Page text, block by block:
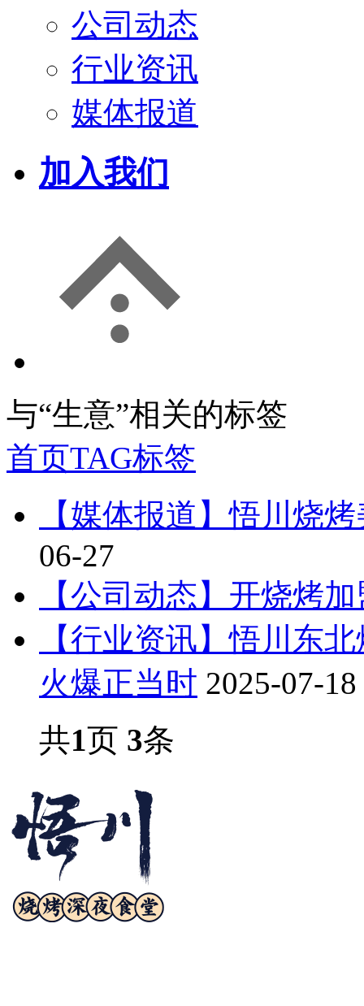
公司动态
行业资讯
媒体报道
加入我们
与“生意”相关的标签
首页TAG标签
【媒体报道】悟川烧
06-27
【公司动态】开烧烤
【行业资讯】悟川东
火爆正当时 2025-07-18
共1页 3条